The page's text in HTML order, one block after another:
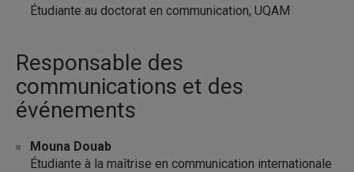
Étudiante au doctorat en communication, UQAM
Responsable des
communications et des
événements
Mouna Douab
Étudiante à la maîtrise en communication internationale